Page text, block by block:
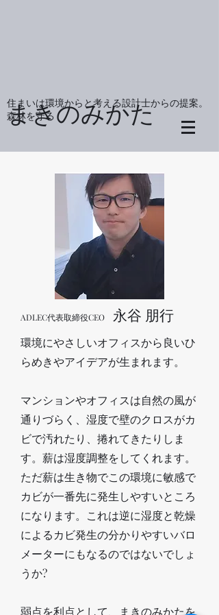
住まいは環境からと考える設計士からの提案。
森林を守る
まきのみかた
ADLEC代表取締役CEO 永谷 朋行
環境にやさしいオフィスから良いひ
らめきやアイデアが生まれます。
マンションやオフィスは自然の風が
通りづらく、湿度で壁のクロスがカ
ビで汚れたり、捲れてきたりしま
す。薪は湿度調整をしてくれます。
ただ薪は生き物でこの環境に敏感で
カビが一番先に発生しやすいところ
になります。これは逆に湿度と乾燥
によるカビ発生の分かりやすいバロ
メーターにもなるのではないでしょ
うか?
弱点を利点として、まきのみかたを